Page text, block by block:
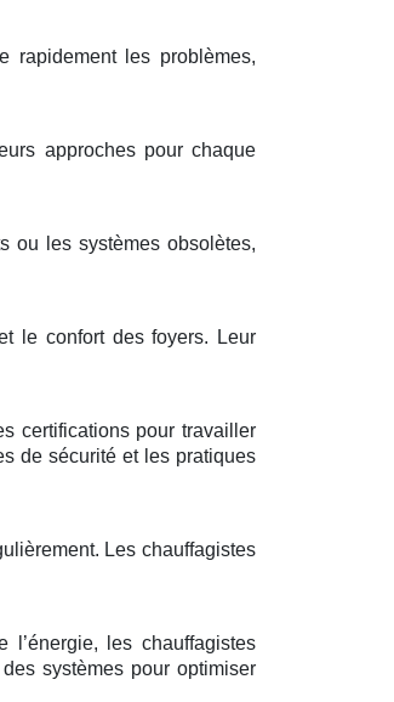
rapidement les problèmes,
approches pour chaque
ou les systèmes obsolètes,
le confort des foyers. Leur
certifications pour travailler
de sécurité et les pratiques
Les chauffagistes
les chauffagistes
systèmes pour optimiser